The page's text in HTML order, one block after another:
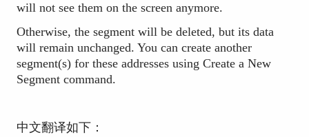
will not see them on the screen anymore.
Otherwise, the segment will be deleted, but its data
will remain unchanged. You can create another
segment(s) for these addresses using Create a New
Segment command.
中文翻译如下：